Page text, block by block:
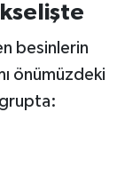
besinlerin
önümüzdeki
grupta: